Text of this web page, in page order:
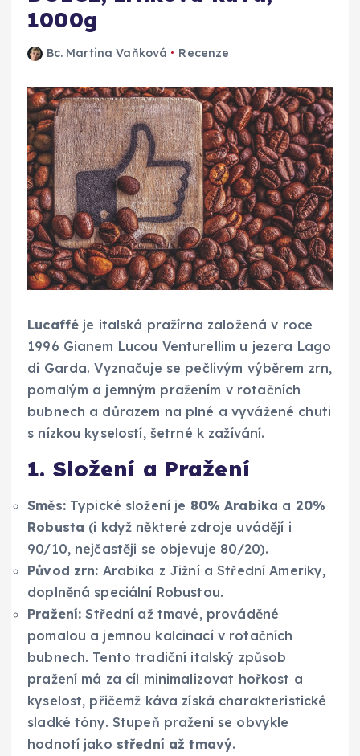
1000g
Bc. Martina Vaňková Recenze
Lucaffé je italská pražírna založená v roce
1996 Gianem Lucou Venturellim u jezera Lago
di Garda. Vyznačuje se pečlivým výběrem zrn,
pomalým a jemným pražením v rotačních
bubnech a důrazem na plné a vyvážené chuti
s nízkou kyselostí, šetrné k zažívání.
1. Složení a Pražení
Směs:Typické složení je 80% Arabika a 20%
Robusta (i když některé zdroje uvádějí i
90/10, nejčastěji se objevuje 80/20).
Původ zrn: Arabika z Jižní a Střední Ameriky,
doplněná speciální Robustou.
Pražení: Střední až tmavé, prováděné
pomalou a jemnou kalcinací v rotačních
bubnech. Tento tradiční italský způsob
pražení má za cíl minimalizovat hořkost a
kyselost, přičemž káva získá charakteristické
sladké tóny. Stupeň pražení se obvykle
hodnotí jako střední až tmavý.